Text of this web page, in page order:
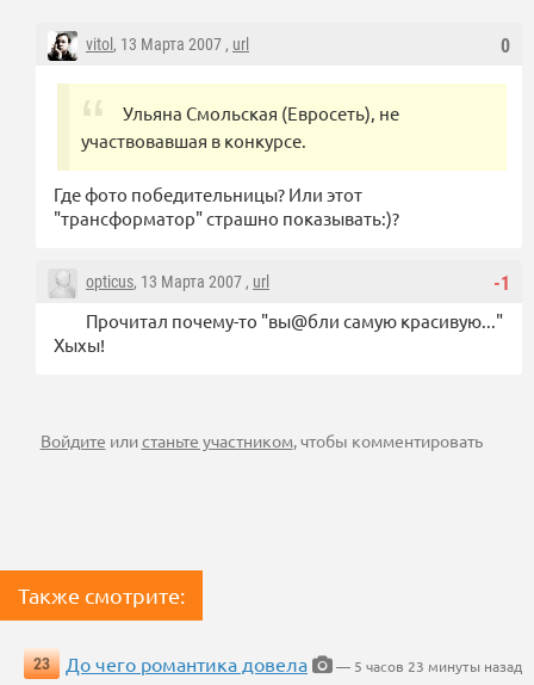
0
vitol , 13 Марта 2007 , url
Ульяна Смольская (Евросеть), не
участвовавшая в конкурсе.
Где фото победительницы? Или этот
"трансформатор" страшно показывать:)?
-1
opticus, 13 Марта 2007 , url
Прочитал почему-то "вы@бли самую красивую..."
Хыхы!
Войдите илистаньте участником, чтобы комментировать
Также смотрите:
23 До чего романтика довела
— 5 часов 23 минуты назад